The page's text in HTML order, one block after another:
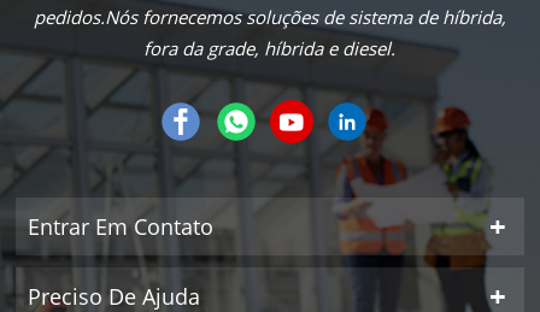
pedidos.Nós fornecemos soluções de sistema de híbrida,
fora da grade, híbrida e diesel.
Entrar Em Contato
Preciso De Ajuda